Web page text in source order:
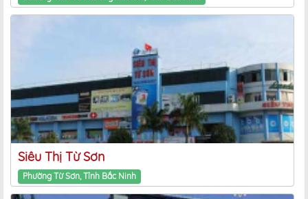
Siêu Thị Từ Sơn
Phường Từ Sơn, Tỉnh Bắc Ninh